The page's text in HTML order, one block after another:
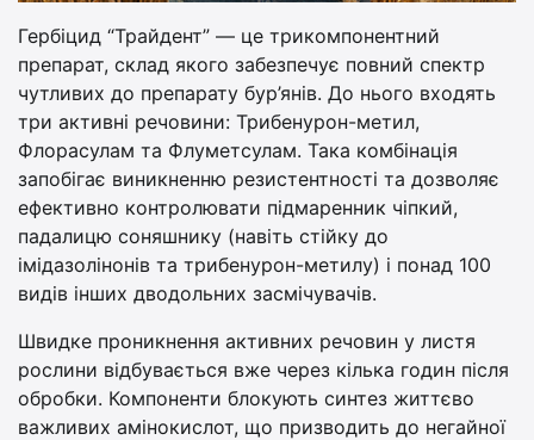
Гербіцид “Трайдент” — це трикомпонентний
препарат, склад якого забезпечує повний спектр
чутливих до препарату бур’янів. До нього входять
три активні речовини: Трибенурон-метил,
Флорасулам та Флуметсулам. Така комбінація
запобігає виникненню резистентності та дозволяє
ефективно контролювати підмаренник чіпкий,
падалицю соняшнику (навіть стійку до
імідазолінонів та трибенурон-метилу) і понад 100
видів інших дводольних засмічувачів.
Швидке проникнення активних речовин у листя
рослини відбувається вже через кілька годин після
обробки. Компоненти блокують синтез життєво
важливих амінокислот, що призводить до негайної